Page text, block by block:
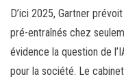
D’ici 2025, Gartner
pré-entraînés chez
évidence la question de
pour la société. Le